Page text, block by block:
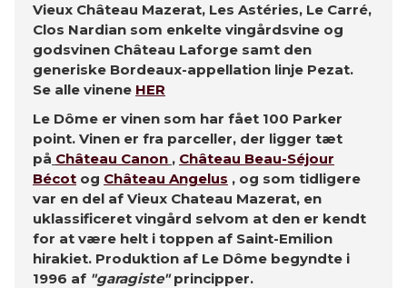
Vieux Château Mazerat, Les Astéries, Le Carré,
Clos Nardian som enkelte vingårdsvine og
godsvinen Château Laforge samt den
generiske Bordeaux-appellation linje Pezat.
Se alle vinene HER
Le Dôme er vinen som har fået 100 Parker
point. Vinen er fra parceller, der ligger tæt
på Château Canon , Château Beau-Séjour
Bécot og Château Angelus , og som tidligere
var en del af Vieux Chateau Mazerat, en
uklassificeret vingård selvom at den er kendt
for at være helt i toppen af Saint-Emilion
hirakiet. Produktion af Le Dôme begyndte i
1996 af "garagiste"principper.